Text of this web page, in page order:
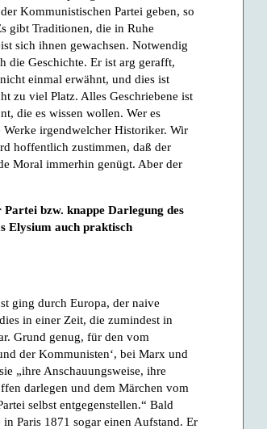
Kommunistischen Partei geben, so
gibt Traditionen, die in Ruhe
sich ihnen gewachsen. Notwendig
die Geschichte. Er ist arg gerafft,
einmal erwähnt, und dies ist
zu viel Platz. Alles Geschriebene ist
die es wissen wollen. Wer es
irgendwelcher Historiker. Wir
hoffentlich zustimmen, daß der
Moral immerhin genügt. Aber der
bzw. knappe Darlegung des
Elysium auch praktisch
ging durch Europa, der naive
in einer Zeit, die zumindest in
Grund genug, für den vom
der Kommunisten‘, bei Marx und
„ihre Anschauungsweise, ihre
darlegen und dem Märchen vom
selbst entgegenstellen.“ Bald
Paris 1871 sogar einen Aufstand. Er